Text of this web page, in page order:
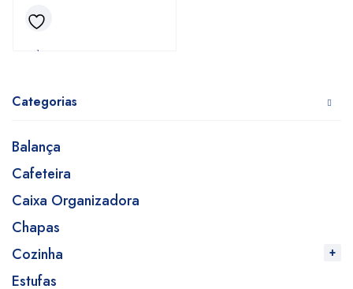
Categorias
Balança
Cafeteira
Caixa Organizadora
Chapas
Cozinha
Estufas